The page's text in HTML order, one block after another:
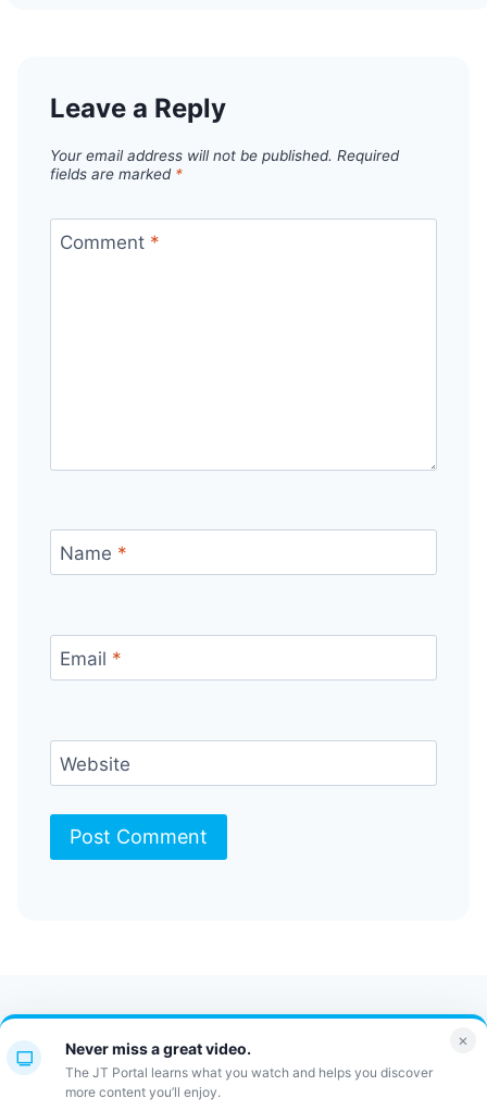
Leave a Reply
Your email address will not be published. Required
fields are marked *
Comment *
Name *
Email *
Website
Contact Us FAQ
Bulletin
JT Portal
×
Never miss a great video.
The JT Portal learns what you watch and helps you discover
more content you’ll enjoy.